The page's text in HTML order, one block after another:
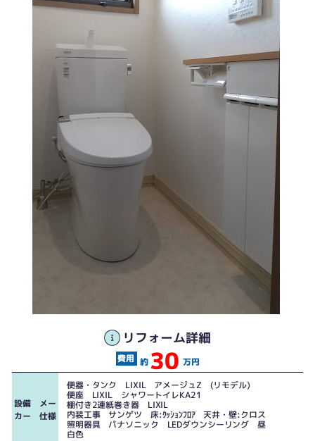
リフォーム詳細
約 30 万円
設備 メー
カー 仕様
便器・タンク LIXIL アメージュZ (リモデル)
便座 LIXIL シャワートイレKA21
棚付き2連紙巻き器 LIXIL
内装工事 サンゲツ 床:ｸｯｼｮﾝﾌﾛｱ 天井・壁:クロス
照明器具 パナソニック LEDダウンシーリング 昼
白色